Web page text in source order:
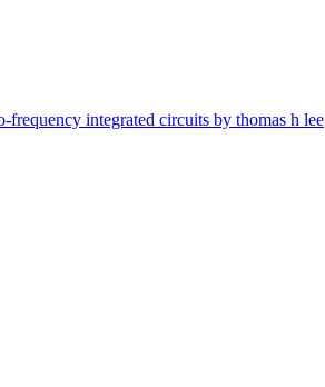
frequency integrated circuits by thomas h lee